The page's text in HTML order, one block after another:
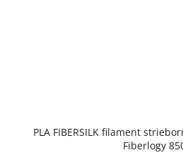
PLA FIBERSILK filament
Fiberlogy